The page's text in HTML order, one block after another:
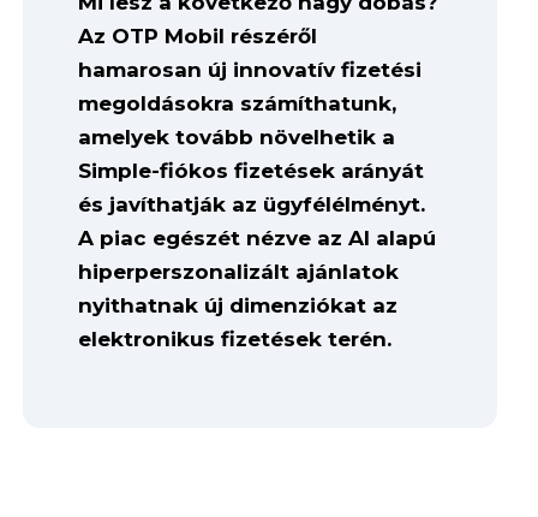
Az OTP Mobil részéről
hamarosan új innovatív fizetési
megoldásokra számíthatunk,
amelyek tovább növelhetik a
Simple-fiókos fizetések arányát
és javíthatják az ügyfélélményt.
A piac egészét nézve az AI alapú
hiperperszonalizált ajánlatok
nyithatnak új dimenziókat az
elektronikus fizetések terén.